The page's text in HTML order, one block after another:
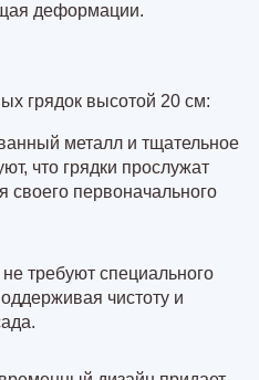
деформации.
грядок высотой 20 см:
металл и тщательное
что грядки прослужат
своего первоначального
требуют специального
чистоту и